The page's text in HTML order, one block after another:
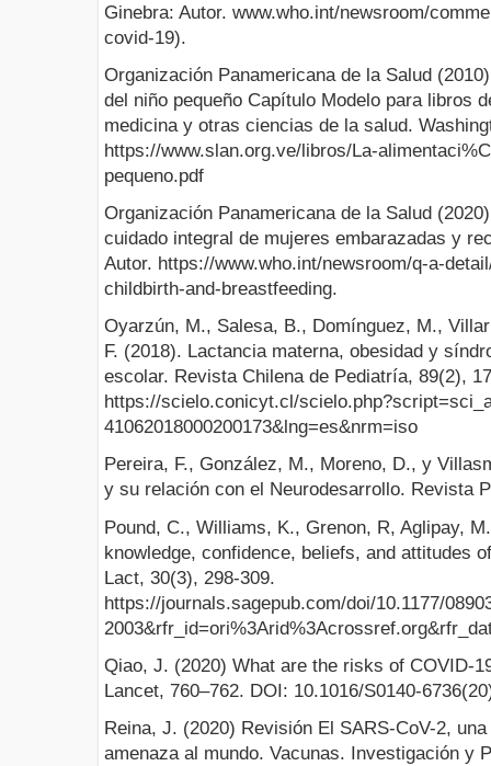
Ginebra: Autor. www.who.int/newsroom/
covid-19).
Organización Panamericana de la Salud
del niño pequeño Capítulo Modelo para libros
medicina y otras ciencias de la salud.
https://www.slan.org.ve/libros/La-
pequeno.pdf
Organización Panamericana de la Salud
cuidado integral de mujeres embarazadas y
Autor. https://www.who.int/newsroom/q-a-
childbirth-and-breastfeeding.
Oyarzún, M., Salesa, B., Domínguez, M.,
F. (2018). Lactancia materna, obesidad y
escolar. Revista Chilena de Pediatría, 89(2),
https://scielo.conicyt.cl/
41062018000200173&lng=es&nrm=iso
Pereira, F., González, M., Moreno, D., y
y su relación con el Neurodesarrollo. Revista
Pound, C., Williams, K., Grenon, R, Aglipay,
knowledge, confidence, beliefs, and attitudes
Lact, 30(3), 298-309.
https://journals.sagepub.com/doi/10.1177/
Qiao, J. (2020) What are the risks of COVID-
Lancet, 760–762. DOI: 10.1016/S0140-
Reina, J. (2020) Revisión El SARS-CoV-2,
amenaza al mundo. Vacunas. Investigación y